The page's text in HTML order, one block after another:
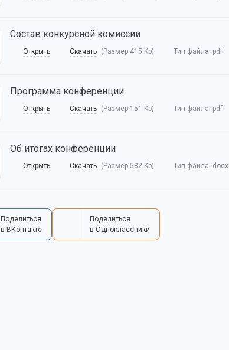
Состав конкурсной комиссии
Открыть Скачать (Размер 415 Kb) Тип файла: pdf
Программа конференции
Открыть Скачать (Размер 151 Kb) Тип файла: pdf
Об итогах конференции
Открыть Скачать (Размер 582 Kb) Тип файла: docx
Поделиться
в ВКонтакте
Поделиться
в Одноклассники